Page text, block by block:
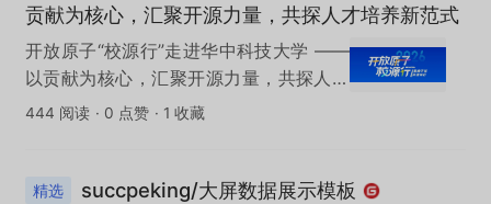
贡献为核心，汇聚开源力量，共探人才培养新范式
开放原子“校源行”走进华中科技大学 ——
以贡献为核心，汇聚开源力量，共探人才
培养新范式
444 阅读 · 0 点赞 · 1 收藏
精选 succpeking/大屏数据展示模板